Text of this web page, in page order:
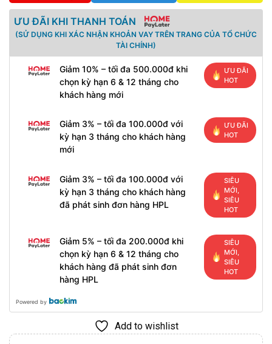
ƯU ĐÃI KHI THANH TOÁN
(SỬ DỤNG KHI XÁC NHẬN KHOẢN VAY TRÊN TRANG CỦA TỔ CHỨC
TÀI CHÍNH)
Giảm 10% – tối đa 500.000đ khi
chọn kỳ hạn 6 & 12 tháng cho
khách hàng mới
ƯU ĐÃI
HOT
Giảm 3% – tối đa 100.000đ với
kỳ hạn 3 tháng cho khách hàng
mới
ƯU ĐÃI
HOT
Giảm 3% – tối đa 100.000đ với
kỳ hạn 3 tháng cho khách hàng
đã phát sinh đơn hàng HPL
SIÊU
MỚI,
SIÊU
HOT
Giảm 5% – tối đa 200.000đ khi
chọn kỳ hạn 6 & 12 tháng cho
khách hàng đã phát sinh đơn
hàng HPL
SIÊU
MỚI,
SIÊU
HOT
Powered by
Add to wishlist